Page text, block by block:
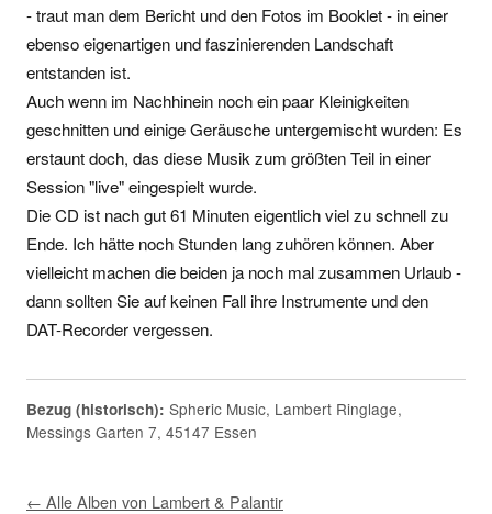
- traut man dem Bericht und den Fotos im Booklet - in einer
ebenso eigenartigen und faszinierenden Landschaft
entstanden ist.
Auch wenn im Nachhinein noch ein paar Kleinigkeiten
geschnitten und einige Geräusche untergemischt wurden: Es
erstaunt doch, das diese Musik zum größten Teil in einer
Session "live" eingespielt wurde.
Die CD ist nach gut 61 Minuten eigentlich viel zu schnell zu
Ende. Ich hätte noch Stunden lang zuhören können. Aber
vielleicht machen die beiden ja noch mal zusammen Urlaub -
dann sollten Sie auf keinen Fall ihre Instrumente und den
DAT-Recorder vergessen.
Bezug (historisch): Spheric Music, Lambert Ringlage,
Messings Garten 7, 45147 Essen
← Alle Alben von Lambert & Palantir